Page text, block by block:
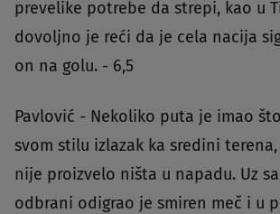
prevelike potrebe da strepi, kao u
dovoljno je reći da je cela nacija
on na golu. - 6,5
Pavlović - Nekoliko puta je imao
svom stilu izlazak ka sredini
nije proizvelo ništa u napadu. Uz
odbrani odigrao je smiren meč i u